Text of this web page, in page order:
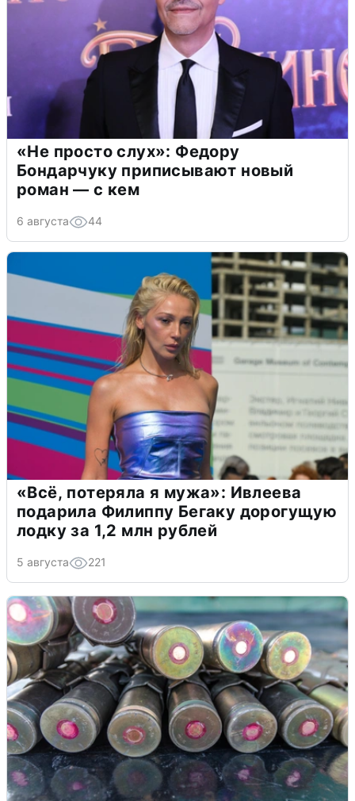
«Не просто слух»: Федору
Бондарчуку приписывают новый
роман — с кем
6 августа 44
«Всё, потеряла я мужа»: Ивлеева
подарила Филиппу Бегаку дорогущую
лодку за 1,2 млн рублей
5 августа 221